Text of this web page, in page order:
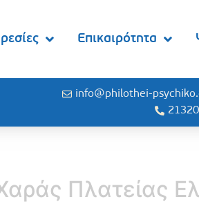
Επικαιρότητα
info@philothei-
Πλατείας